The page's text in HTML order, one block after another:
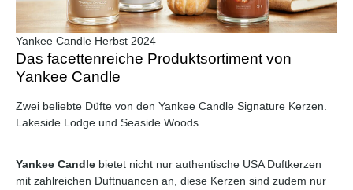
Yankee Candle Herbst 2024
Das facettenreiche Produktsortiment von
Yankee Candle
Zwei beliebte Düfte von den Yankee Candle Signature Kerzen.
Lakeside Lodge und Seaside Woods.
Yankee Candle bietet nicht nur authentische USA Duftkerzen
mit zahlreichen Duftnuancen an, diese Kerzen sind zudem nur